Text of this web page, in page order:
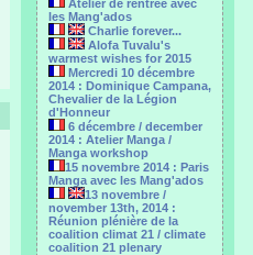
Atelier de rentrée avec
les Mang'ados
Charlie forever...
Alofa Tuvalu's
warmest wishes for 2015
Mercredi 10 décembre
2014 : Dominique Campana,
Chevalier de la Légion
d'Honneur
6 décembre / december
2014 : Atelier Manga /
Manga workshop
15 novembre 2014 : Paris
Manga avec les Mang'ados
13 novembre /
november 13th, 2014 :
Réunion plénière de la
coalition climat 21 / climate
coalition 21 plenary